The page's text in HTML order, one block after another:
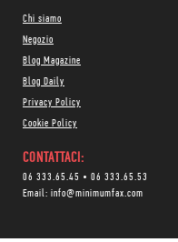
Chi siamo
Negozio
Blog Magazine
Blog Daily
Privacy Policy
Cookie Policy
CONTATTACI:
06 333.65.45 • 06 333.65.53
Email: info@minimumfax.com